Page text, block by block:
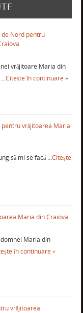
Nord pentru
vrăjitoare Maria din
…Citește în continuare »
vrăjitoarea Maria
să mi se facă …Citește
Maria din Craiova
Maria din
în continuare »
vrăjitoarea